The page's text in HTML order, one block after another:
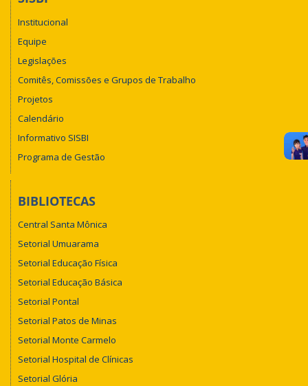
Institucional
Equipe
Legislações
Comitês, Comissões e Grupos de Trabalho
Projetos
Calendário
Informativo SISBI
Programa de Gestão
BIBLIOTECAS
Central Santa Mônica
Setorial Umuarama
Setorial Educação Física
Setorial Educação Básica
Setorial Pontal
Setorial Patos de Minas
Setorial Monte Carmelo
Setorial Hospital de Clínicas
Setorial Glória